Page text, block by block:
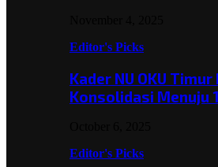
Editor's Picks
Kader NU OKU
Konsolidasi Menuju
Editor's Picks